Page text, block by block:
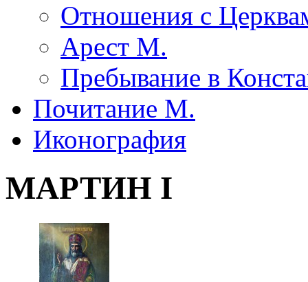
Отношения с
Арест М.
Пребывание в
Почитание М.
Иконография
МАРТИН I